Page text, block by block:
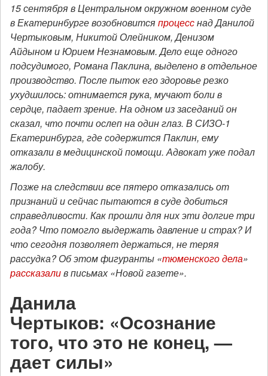
15 сентября в Центральном окружном военном суде
в Екатеринбурге возобновитсяпроцесснад Данилой
Чертыковым, Никитой Олейником, Денизом
Айдыном и Юрием Незнамовым. Дело еще одного
подсудимого, Романа Паклина, выделено в отдельное
производство. После пыток его здоровье резко
ухудшилось: отнимается рука, мучают боли в
сердце, падает зрение. На одном из заседаний он
сказал, что почти ослеп на один глаз. В СИЗО-1
Екатеринбурга, где содержится Паклин, ему
отказали в медицинской помощи. Адвокат уже подал
жалобу.
Позже на следствии все пятеро отказались от
признаний и сейчас пытаются в суде добиться
справедливости. Как прошли для них эти долгие три
года? Что помогло выдержать давление и страх? И
что сегодня позволяет держаться, не теряя
рассудка? Об этом фигуранты «тюменского дела»
рассказалив письмах «Новой газете».
Данила
Чертыков: «Осознание
того, что это не конец, —
дает силы»